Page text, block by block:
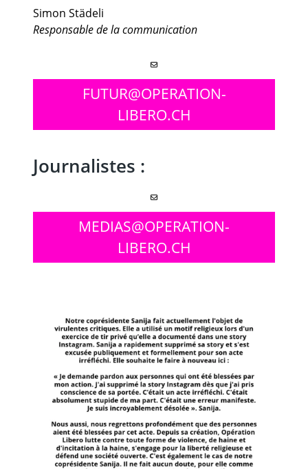
Simon Städeli
Responsable de la communication
FUTUR@OPERATION-
LIBERO.CH
Journalistes :
MEDIAS@OPERATION-
LIBERO.CH